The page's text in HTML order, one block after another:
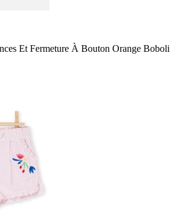
Et Fermeture À Bouton Orange Boboli